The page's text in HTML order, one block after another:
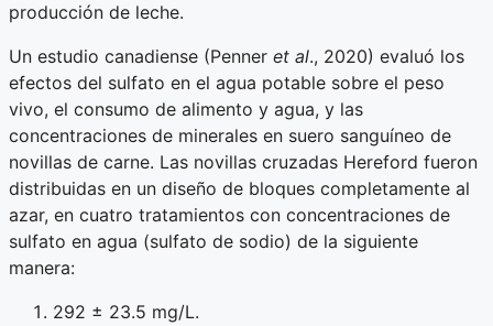
producción de leche.
Un estudio canadiense (Penner et al., 2020) evaluó los
efectos del sulfato en el agua potable sobre el peso
vivo, el consumo de alimento y agua, y las
concentraciones de minerales en suero sanguíneo de
novillas de carne. Las novillas cruzadas Hereford fueron
distribuidas en un diseño de bloques completamente al
azar, en cuatro tratamientos con concentraciones de
sulfato en agua (sulfato de sodio) de la siguiente
manera:
292 ± 23.5 mg/L.